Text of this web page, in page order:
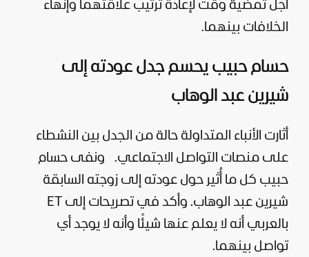
أجل تمضية وقت لإعادة ترتيب علاقتهما وإنهاء
الخلافات بينهما.
حسام حبيب يحسم جدل عودته إلى
شيرين عبد الوهاب
أثارت الأنباء المتداولة حالة من الجدل بين النشطاء
على منصات التواصل الاجتماعي. ونفى حسام
حبيب كل ما أُثير حول عودته إلى زوجته السابقة
شيرين عبد الوهاب. وأكد في تصريحات إلى ET
بالعربي أنه لا يعلم عنها شيئًا وأنه لا يوجد أي
تواصل بينهما.